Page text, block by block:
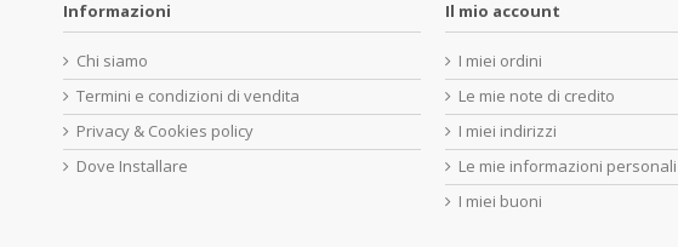
Informazioni
Chi siamo
Termini e condizioni di vendita
Privacy & Cookies policy
Dove Installare
Il mio account
I miei ordini
Le mie note di credito
I miei indirizzi
Le mie informazioni personali
I miei buoni